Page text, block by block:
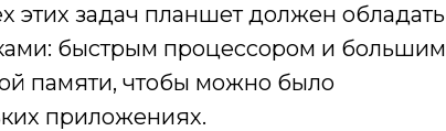
этих задач планшет должен обладать
быстрым процессором и большим
памяти, чтобы можно было
приложениях.